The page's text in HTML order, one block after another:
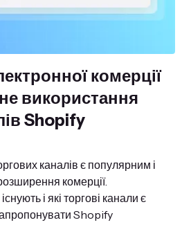
комерції
використання
Shopify
каналів є популярним і
комерції.
і які торгові канали є
Shopify